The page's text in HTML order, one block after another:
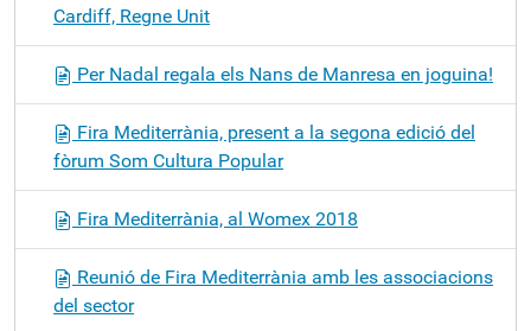
Cardiff, Regne Unit
Per Nadal regala els Nans de Manresa en joguina!
Fira Mediterrània, present a la segona edició del
fòrum Som Cultura Popular
Fira Mediterrània, al Womex 2018
Reunió de Fira Mediterrània amb les associacions
del sector